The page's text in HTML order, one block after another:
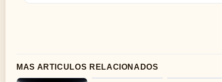
MAS ARTICULOS RELACIONADOS